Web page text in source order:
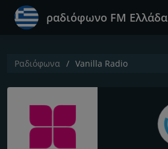
ραδιόφωνο FM Ελλάδα
Ραδιόφωνα Vanilla Radio